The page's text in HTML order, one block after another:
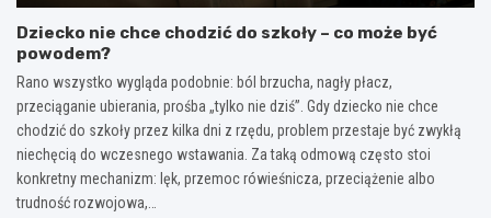
Dziecko nie chce chodzić do szkoły – co może być
powodem?
Rano wszystko wygląda podobnie: ból brzucha, nagły płacz,
przeciąganie ubierania, prośba „tylko nie dziś”. Gdy dziecko nie chce
chodzić do szkoły przez kilka dni z rzędu, problem przestaje być zwykłą
niechęcią do wczesnego wstawania. Za taką odmową często stoi
konkretny mechanizm: lęk, przemoc rówieśnicza, przeciążenie albo
trudność rozwojowa,…